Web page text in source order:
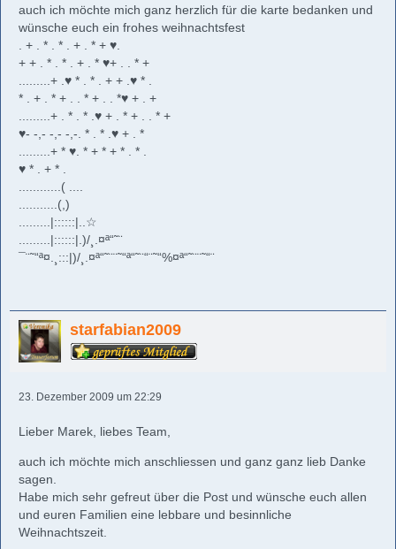
auch ich möchte mich ganz herzlich für die karte bedanken und
wünsche euch ein frohes weihnachtsfest
. + . * . * . + . * + ♥.
+ + . * . * . + . * ♥+ . . * +
.........+ .♥ * . * . + + .♥ * .
* . + . * + . . * + . . *♥ + . +
.........+ . * . * .♥ + . * + . . * +
♥- -,- -,- -,-. * . * .♥ + . *
.........+ * ♥. * + * + * . * .
♥ * . + * .
............( ....
...........(,)
.........|::::::|..☆
.........|::::::|.)/¸.¤ª“˜¨
¯¨˜“ª¤.¸:::|)/¸.¤ª“˜¨¨˜“ª“˜¨“¨˜“%¤ª“˜¨¨˜“¨
starfabian2009
23. Dezember 2009 um 22:29
Lieber Marek, liebes Team,
auch ich möchte mich anschliessen und ganz ganz lieb Danke
sagen.
Habe mich sehr gefreut über die Post und wünsche euch allen
und euren Familien eine lebbare und besinnliche
Weihnachtszeit.